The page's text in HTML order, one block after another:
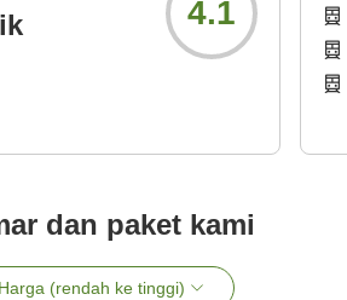
4.1
dan paket kami
Harga (rendah ke tinggi)